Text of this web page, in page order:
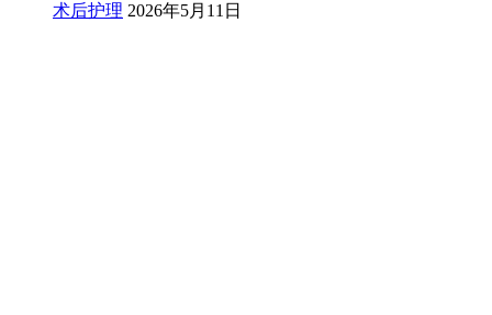
术后护理 2026年5月11日